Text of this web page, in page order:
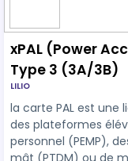
xPAL (Power
Type 3 (3A/3B)
LILIO
la carte PAL est une licence permettant d’opérer
des plateformes
personnel (PEMP),
mât (PTDM) ou de